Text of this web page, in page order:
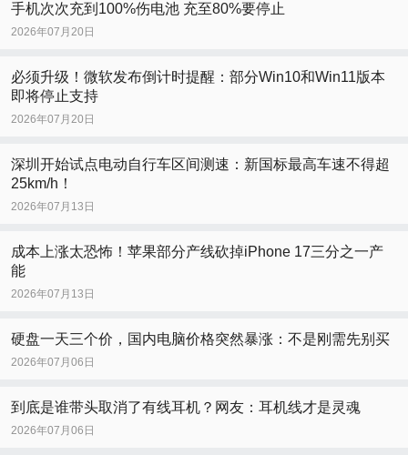
手机次次充到100%伤电池 充至80%要停止
2026年07月20日
必须升级！微软发布倒计时提醒：部分Win10和Win11版本
即将停止支持
2026年07月20日
深圳开始试点电动自行车区间测速：新国标最高车速不得超
25km/h！
2026年07月13日
成本上涨太恐怖！苹果部分产线砍掉iPhone 17三分之一产
能
2026年07月13日
硬盘一天三个价，国内电脑价格突然暴涨：不是刚需先别买
2026年07月06日
到底是谁带头取消了有线耳机？网友：耳机线才是灵魂
2026年07月06日